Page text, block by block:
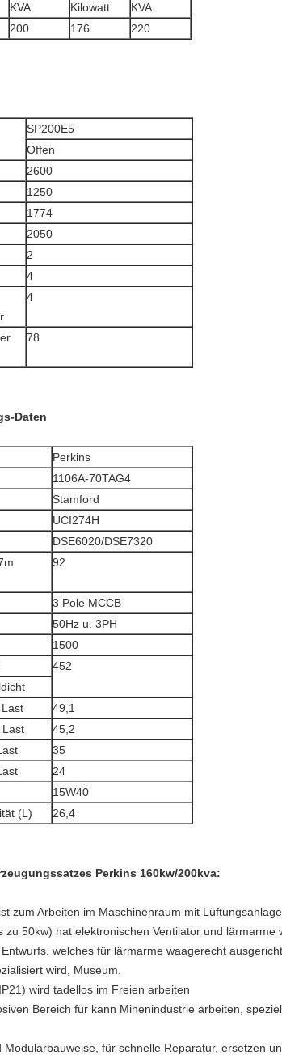
KVA Kilowatt
KVA
200 176 220
SP200E5
Offen
2600
1250
1774
2050
2
4
4
78
Daten
Perkins
1106A-70TAG4
Stamford
UCI274H
DSE6020/DSE7320
92
3 Pole MCCB
50Hz u. 3PH
1500
452
Last
49,1
Last
45,2
35
24
15W40
(L)
26,4
Perkins 160kw/200kva:
zum Arbeiten im Maschinenraum mit Lüftungsanlage
zu 50kw) hat elektronischen Ventilator und lärmarme
welches für lärmarme waagerecht
wird, Museum.
wird tadellos im Freien arbeiten
Bereich für kann Minenindustrie arbeiten,
Modularbauweise, für schnelle Reparatur, ersetzen